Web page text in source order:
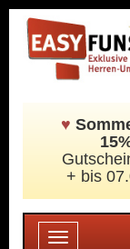
♥
+ bis
Toggle